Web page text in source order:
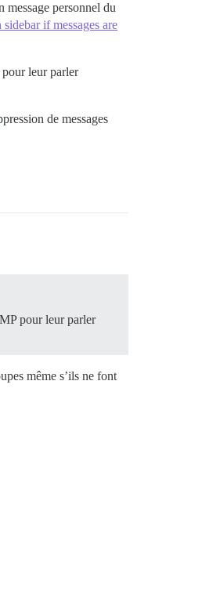
personnel du
if messages are
pour leur parler
de messages
pour leur parler
même s’ils ne font